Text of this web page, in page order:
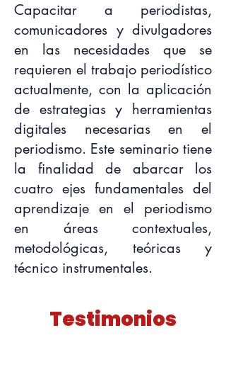
Capacitar a periodistas,
comunicadores y divulgadores
en las necesidades que se
requieren el trabajo periodístico
actualmente, con la aplicación
de estrategias y herramientas
digitales necesarias en el
periodismo. Este seminario tiene
la finalidad de abarcar los
cuatro ejes fundamentales del
aprendizaje en el periodismo
en áreas contextuales,
metodológicas, teóricas y
técnico instrumentales.
Testimonios